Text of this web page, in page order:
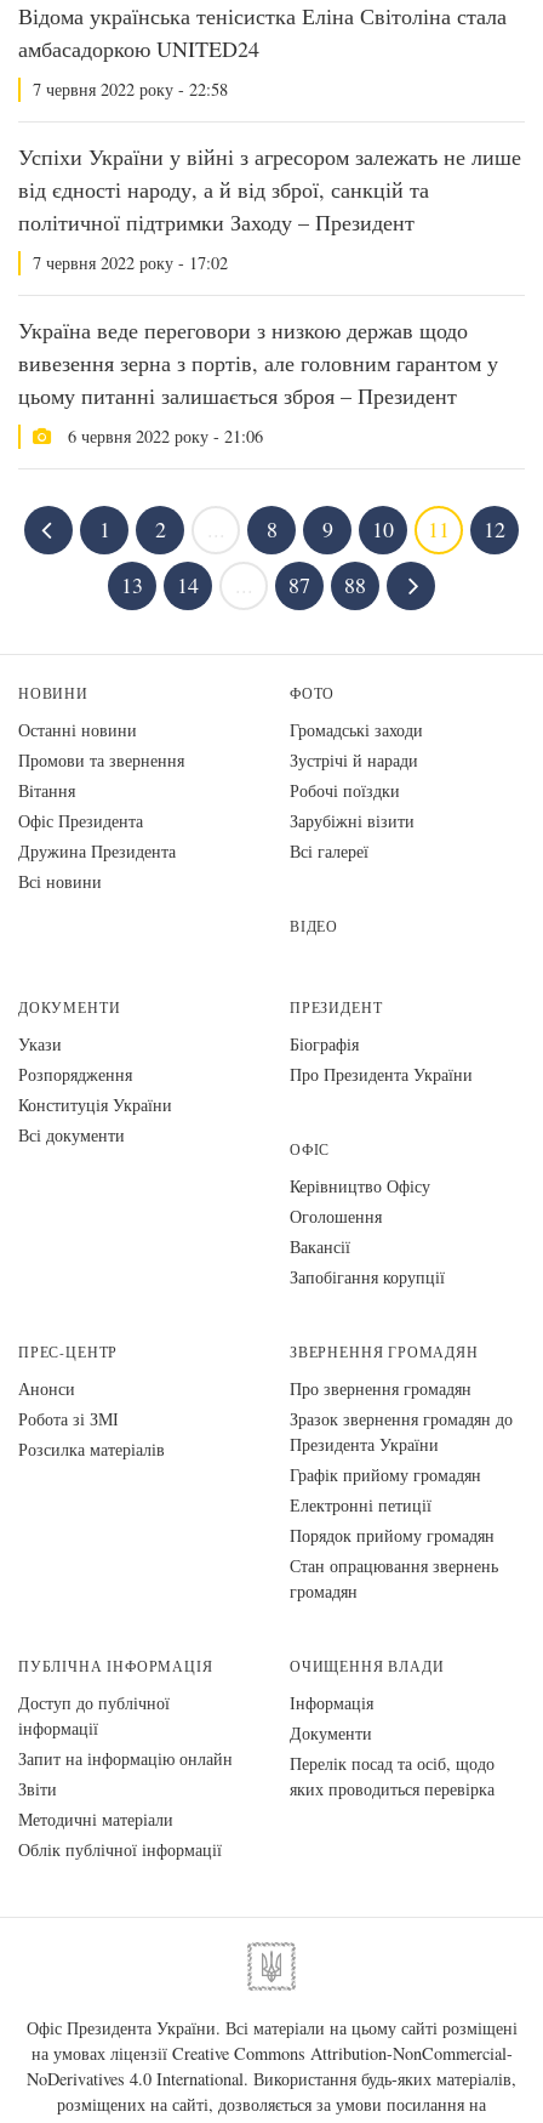
Відома українська тенісистка Еліна Світоліна стала
амбасадоркою UNITED24
7 червня 2022 року - 22:58
Успіхи України у війні з агресором залежать не лише
від єдності народу, а й від зброї, санкцій та
політичної підтримки Заходу – Президент
7 червня 2022 року - 17:02
Україна веде переговори з низкою держав щодо
вивезення зерна з портів, але головним гарантом у
цьому питанні залишається зброя – Президент
6 червня 2022 року - 21:06
1 2 8 9 10 11
12
13
14 87 88
НОВИНИ
Останні новини
Промови та звернення
Вiтання
Офіс Президента
Дружина Президента
Всі новини
ФОТО
Громадські заходи
Зустрічі й наради
Робочі поїздки
Зарубіжні візити
Всі галереї
ВІДЕО
ДОКУМЕНТИ
Укази
Розпорядження
Конституція України
Всі документи
ПРЕЗИДЕНТ
Біографія
Про Президента України
ОФІС
Керівництво Офісу
Оголошення
Вакансії
Запобігання корупції
ПРЕС-ЦЕНТР
Анонси
Робота зі ЗМІ
Розсилка матеріалів
ЗВЕРНЕННЯ ГРОМАДЯН
Про звернення громадян
Зразок звернення громадян до
Президента України
Графік прийому громадян
Електронні петиції
Порядок прийому громадян
Стан опрацювання звернень
громадян
ПУБЛІЧНА ІНФОРМАЦІЯ
Доступ до публічної
інформації
Запит на інформацію онлайн
Звіти
Методичні матеріали
Облік публічної інформації
ОЧИЩЕННЯ ВЛАДИ
Інформація
Документи
Перелік посад та осіб, щодо
яких проводиться перевірка
Офіс Президента України. Всі матеріали на цьому сайті розміщені
на умовах ліцензії Creative Commons Attribution-NonCommercial-
NoDerivatives 4.0 International. Використання будь-яких матеріалів,
розміщених на сайті, дозволяється за умови посилання на